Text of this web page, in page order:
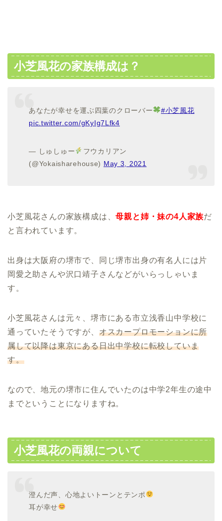
小芝風花の家族構成は？
あなたが幸せを運ぶ四葉のクローバー
#小芝風花
pic.twitter.com/gKyIg7Lfk4
— しゅしゅー
フウカリアン
(@Yokaisharehouse) May 3, 2021
小芝風花さんの家族構成は、母親と姉・妹の4人家族だ
と言われています。
出身は大阪府の堺市で、同じ堺市出身の有名人には片
岡愛之助さんや沢口靖子さんなどがいらっしゃいま
す。
小芝風花さんは元々、堺市にある市立浅香山中学校に
通っていたそうですが、 オスカープロモーションに所
属して以降は東京にある日出中学校に転校していま
す。
なので、地元の堺市に住んでいたのは中学2年生の途中
までということになりますね。
小芝風花の両親について
澄んだ声、心地よいトーンとテンポ
耳が幸せ